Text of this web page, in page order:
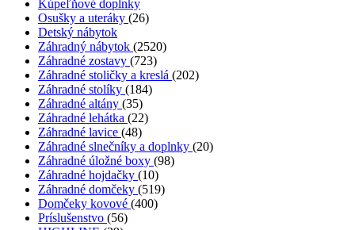
Kúpeľňové doplnky
Osušky a uteráky (26)
Detský nábytok
Záhradný nábytok (2520)
Záhradné zostavy (723)
Záhradné stoličky a kreslá (202)
Záhradné stolíky (184)
Záhradné altány (35)
Záhradné lehátka (22)
Záhradné lavice (48)
Záhradné slnečníky a doplnky (20)
Záhradné úložné boxy (98)
Záhradné hojdačky (10)
Záhradné domčeky (519)
Domčeky kovové (400)
Príslušenstvo (56)